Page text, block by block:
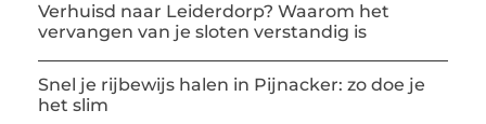
Verhuisd naar Leiderdorp? Waarom het
vervangen van je sloten verstandig is
Snel je rijbewijs halen in Pijnacker: zo doe je
het slim